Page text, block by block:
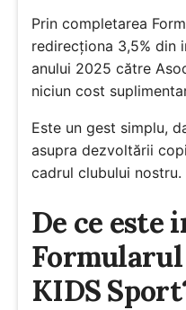
Prin completarea
redirecționa 3,5% din
anului 2025 către
niciun cost
Este un gest simplu,
asupra dezvoltării
cadrul clubului nostru.
De ce este
KIDS